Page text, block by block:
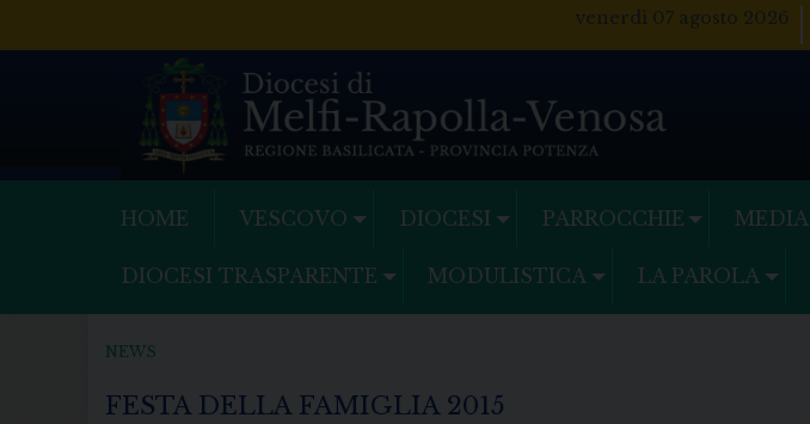
venerdì 07 agosto 2026
HOME VESCOVO DIOCESI PARROCCHIE MEDIA
DIOCESI TRASPARENTE MODULISTICA LA PAROLA
NEWS
FESTA DELLA FAMIGLIA 2015